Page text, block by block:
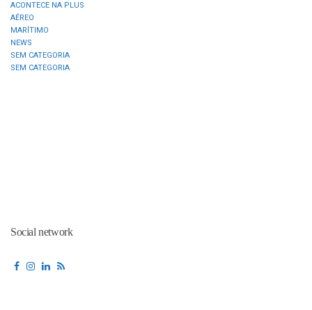
ACONTECE NA PLUS
AÉREO
MARÍTIMO
NEWS
SEM CATEGORIA
SEM CATEGORIA
Social network